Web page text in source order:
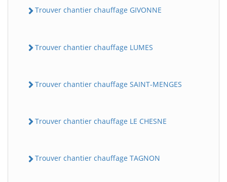
Trouver chantier chauffage GIVONNE
Trouver chantier chauffage LUMES
Trouver chantier chauffage SAINT-MENGES
Trouver chantier chauffage LE CHESNE
Trouver chantier chauffage TAGNON